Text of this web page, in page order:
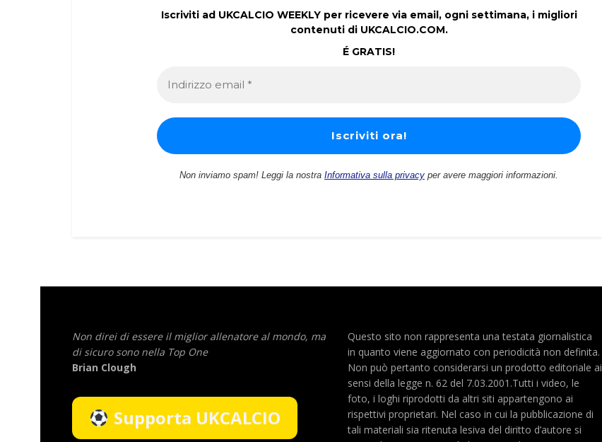
Iscriviti ad UKCALCIO WEEKLY per ricevere via email, ogni settimana, i migliori
contenuti di UKCALCIO.COM.
É GRATIS!
Non inviamo spam! Leggi la nostra Informativa sulla privacy per avere maggiori informazioni.
Non direi di essere il miglior allenatore al mondo, ma
di sicuro sono nella Top One
Brian Clough
Supporta UKCALCIO
Questo sito non rappresenta una testata giornalistica
in quanto viene aggiornato con periodicità non definita.
Non può pertanto considerarsi un prodotto editoriale ai
sensi della legge n. 62 del 7.03.2001.Tutti i video, le
foto, i loghi riprodotti da altri siti appartengono ai
rispettivi proprietari. Nel caso in cui la pubblicazione di
tali materiali sia ritenuta lesiva del diritto d’autore si